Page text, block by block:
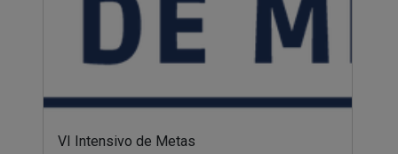
VI Intensivo de Metas